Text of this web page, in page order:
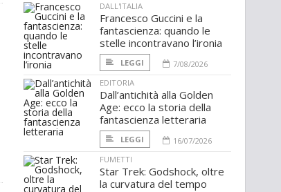
DALL'ITALIA
Francesco Guccini e la
fantascienza: quando le
stelle incontravano l’ironia
LEGGI
7/08/2026
EDITORIA
Dall’antichità alla Golden
Age: ecco la storia della
fantascienza letteraria
LEGGI
16/07/2026
FUMETTI
Star Trek: Godshock, oltre
la curvatura del tempo